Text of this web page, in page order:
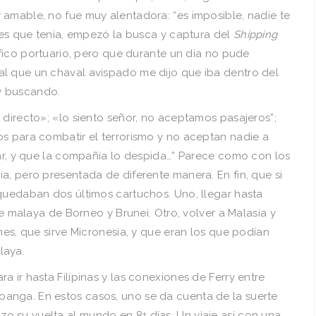
no fue muy alentadora: “es imposible, nadie te
que tenía, empezó la busca y captura del Shipping
portuario, pero que durante un día no pude
que un chaval avispado me dijo que iba dentro del
buscando.
«lo siento señor, no aceptamos pasajeros”;
para combatir el terrorismo y no aceptan nadie a
y que la compañía lo despida…” Parece como con los
pero presentada de diferente manera. En fin, que si
dos últimos cartuchos. Uno, llegar hasta
malaya de Borneo y Brunei. Otro, volver a Malasia y
que sirve Micronesia, y que eran los que podían
ir hasta Filipinas y las conexiones de Ferry entre
En estos casos, uno se da cuenta de la suerte